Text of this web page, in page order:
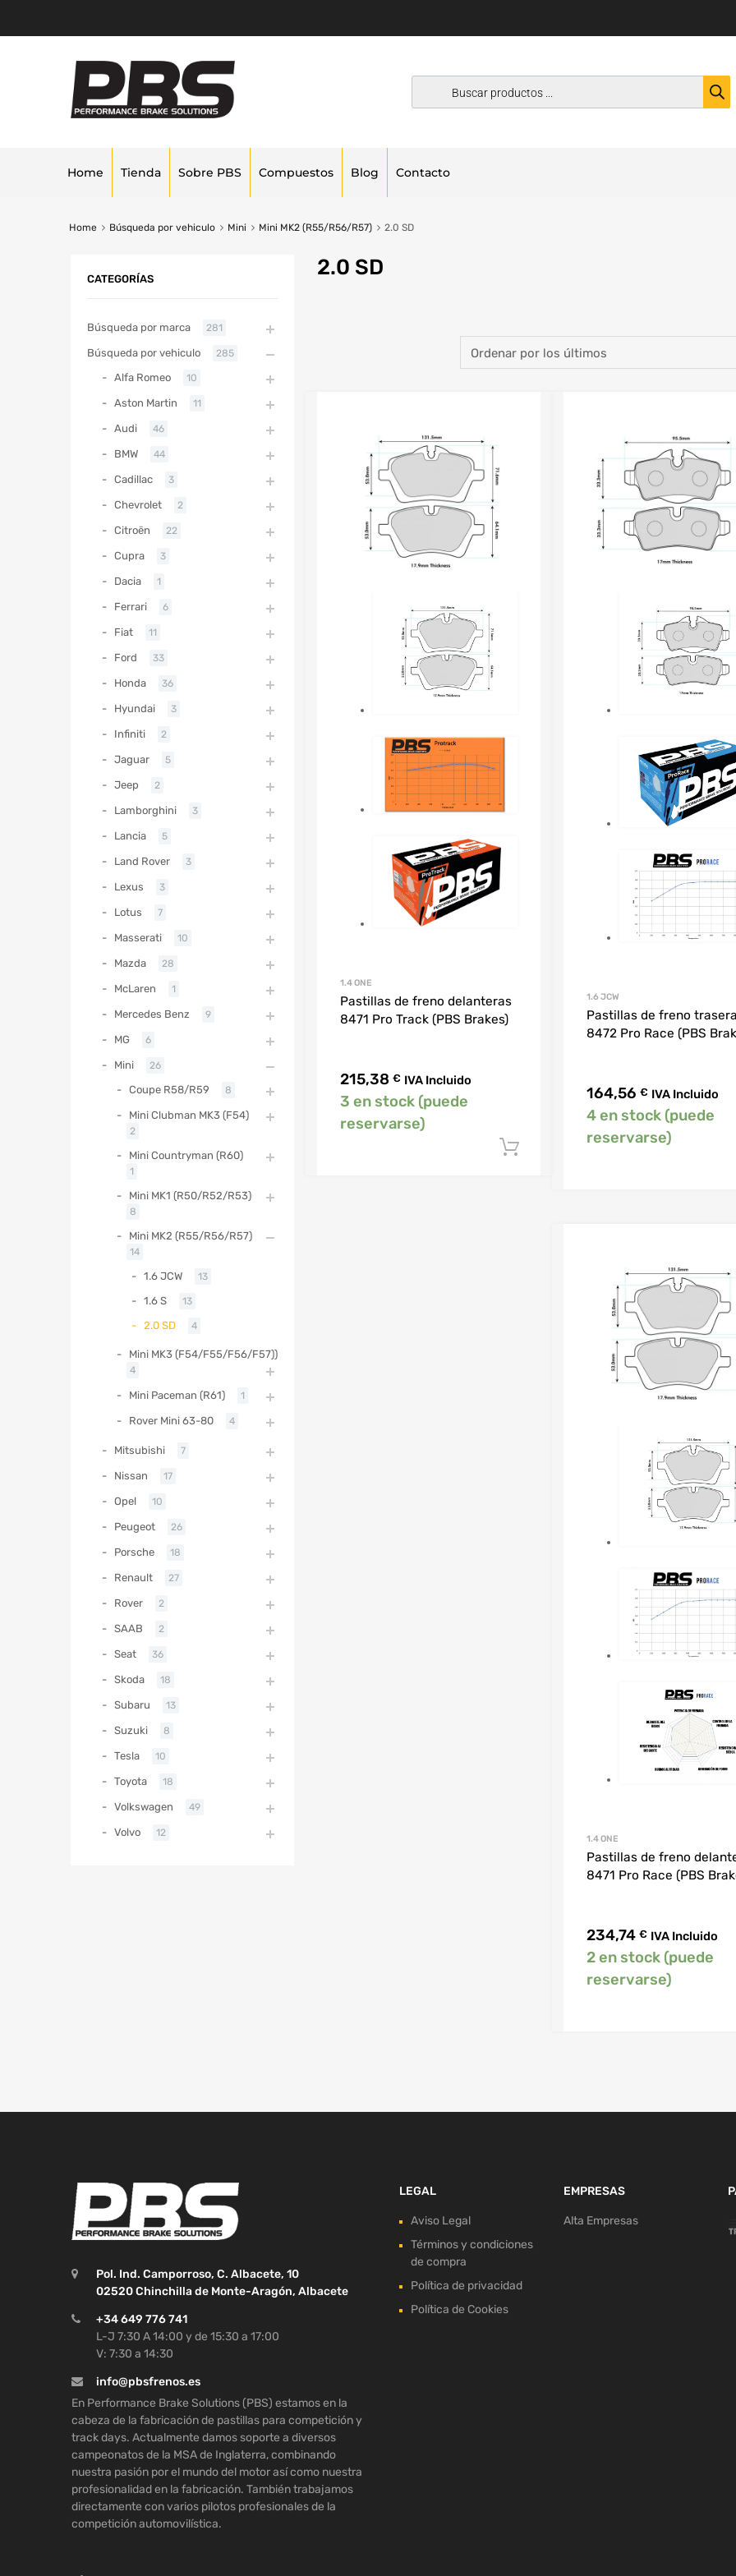
Home Tienda Sobre PBS Compuestos Blog Contacto
Home Búsqueda por vehiculo Mini Mini MK2 (R55/R56/R57) 2.0 SD
2.0 SD
1.4 ONE
Pastillas de freno delanteras
8471 Pro Track (PBS Brakes)
215,38 € IVA Incluido
3 en stock (puede
reservarse)
Añadir al carrito
1.6 JCW
Pastillas de freno
8472 Pro Race (PBS
164,56 € IVA Incluido
4 en stock (puede
reservarse)
1.4 ONE
Pastillas de freno
8471 Pro Race (PBS
234,74 € IVA Incluido
2 en stock (puede
reservarse)
CATEGORÍAS
Búsqueda por marca 281
Búsqueda por vehiculo 285
Alfa Romeo 10
Aston Martin 11
Audi 46
BMW 44
Cadillac 3
Chevrolet 2
Citroën 22
Cupra 3
Dacia 1
Ferrari 6
Fiat 11
Ford 33
Honda 36
Hyundai 3
Infiniti 2
Jaguar 5
Jeep 2
Lamborghini 3
Lancia 5
Land Rover 3
Lexus 3
Lotus 7
Masserati 10
Mazda 28
McLaren 1
Mercedes Benz 9
MG 6
Mini 26
Coupe R58/R59 8
Mini Clubman MK3 (F54)
2
Mini Countryman (R60)
1
Mini MK1 (R50/R52/R53)
8
Mini MK2 (R55/R56/R57)
14
1.6 JCW 13
1.6 S 13
2.0 SD 4
Mini MK3 (F54/F55/F56/F57))
4
Mini Paceman (R61) 1
Rover Mini 63-80 4
Mitsubishi 7
Nissan 17
Opel 10
Peugeot 26
Porsche 18
Renault 27
Rover 2
SAAB 2
Seat 36
Skoda 18
Subaru 13
Suzuki 8
Tesla 10
Toyota 18
Volkswagen 49
Volvo 12
Pol. Ind. Camporroso, C. Albacete, 10
02520 Chinchilla de Monte-Aragón, Albacete
+34 649 776 741
L-J 7:30 A 14:00 y de 15:30 a 17:00
V: 7:30 a 14:30
info@pbsfrenos.es
En Performance Brake Solutions (PBS) estamos en la
cabeza de la fabricación de pastillas para competición y
track days. Actualmente damos soporte a diversos
campeonatos de la MSA de Inglaterra, combinando
nuestra pasión por el mundo del motor así como nuestra
profesionalidad en la fabricación. También trabajamos
directamente con varios pilotos profesionales de la
competición automovilística.
LEGAL
Aviso Legal
Términos y condiciones
de compra
Política de privacidad
Política de Cookies
EMPRESAS
Alta Empresas